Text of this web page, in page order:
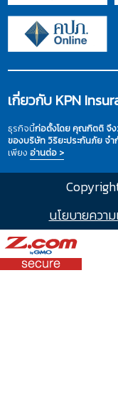
เกี่ยวกับ KPN
ธุรกิจนี้ก่อตั้งโดย คุณกิตติ จึ
ของบริษัท วิริยะประกันภัย จ
เพียง อ่านต่อ >
นโยบายควา